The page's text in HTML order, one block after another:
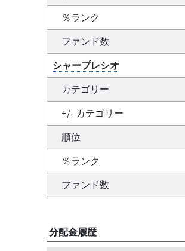
％ランク
ファンド数
シャープレシオ
カテゴリー
+/- カテゴリー
順位
％ランク
ファンド数
分配金履歴